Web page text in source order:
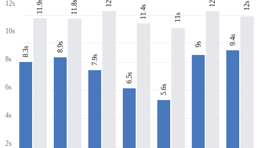
12s
10s
8s
6s
4s
2s
8.3s
11.9s
8.9s
11.8s
7.9s
6.5s
11.4s
5.6s
11s
9s 9.4s
12s